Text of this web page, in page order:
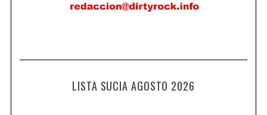
LISTA SUCIA AGOSTO 2026